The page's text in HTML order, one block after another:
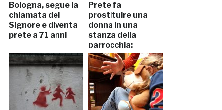
Bologna, segue la
chiamata del
Signore e diventa
prete a 71 anni
Prete fa
prostituire una
donna in una
stanza della
parrocchia:
denunciato